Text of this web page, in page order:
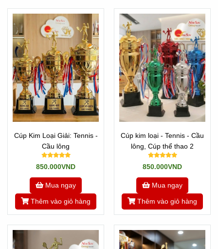
Cúp Kim Loại Giải: Tennis -
Cầu lông
850.000VND
Mua ngay
Thêm vào giỏ hàng
Cúp kim loại - Tennis - Cầu
lông, Cúp thể thao 2
850.000VND
Mua ngay
Thêm vào giỏ hàng